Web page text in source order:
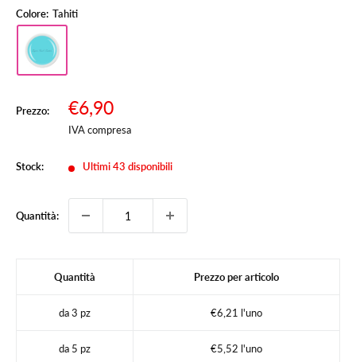
Colore: Tahiti
Prezzo:
Prezzo
scontato
€6,90
IVA compresa
Stock: Ultimi 43 disponibili
Quantità:
Quantità Prezzo per articolo
da 3 pz €6,21 l'uno
da 5 pz €5,52 l'uno